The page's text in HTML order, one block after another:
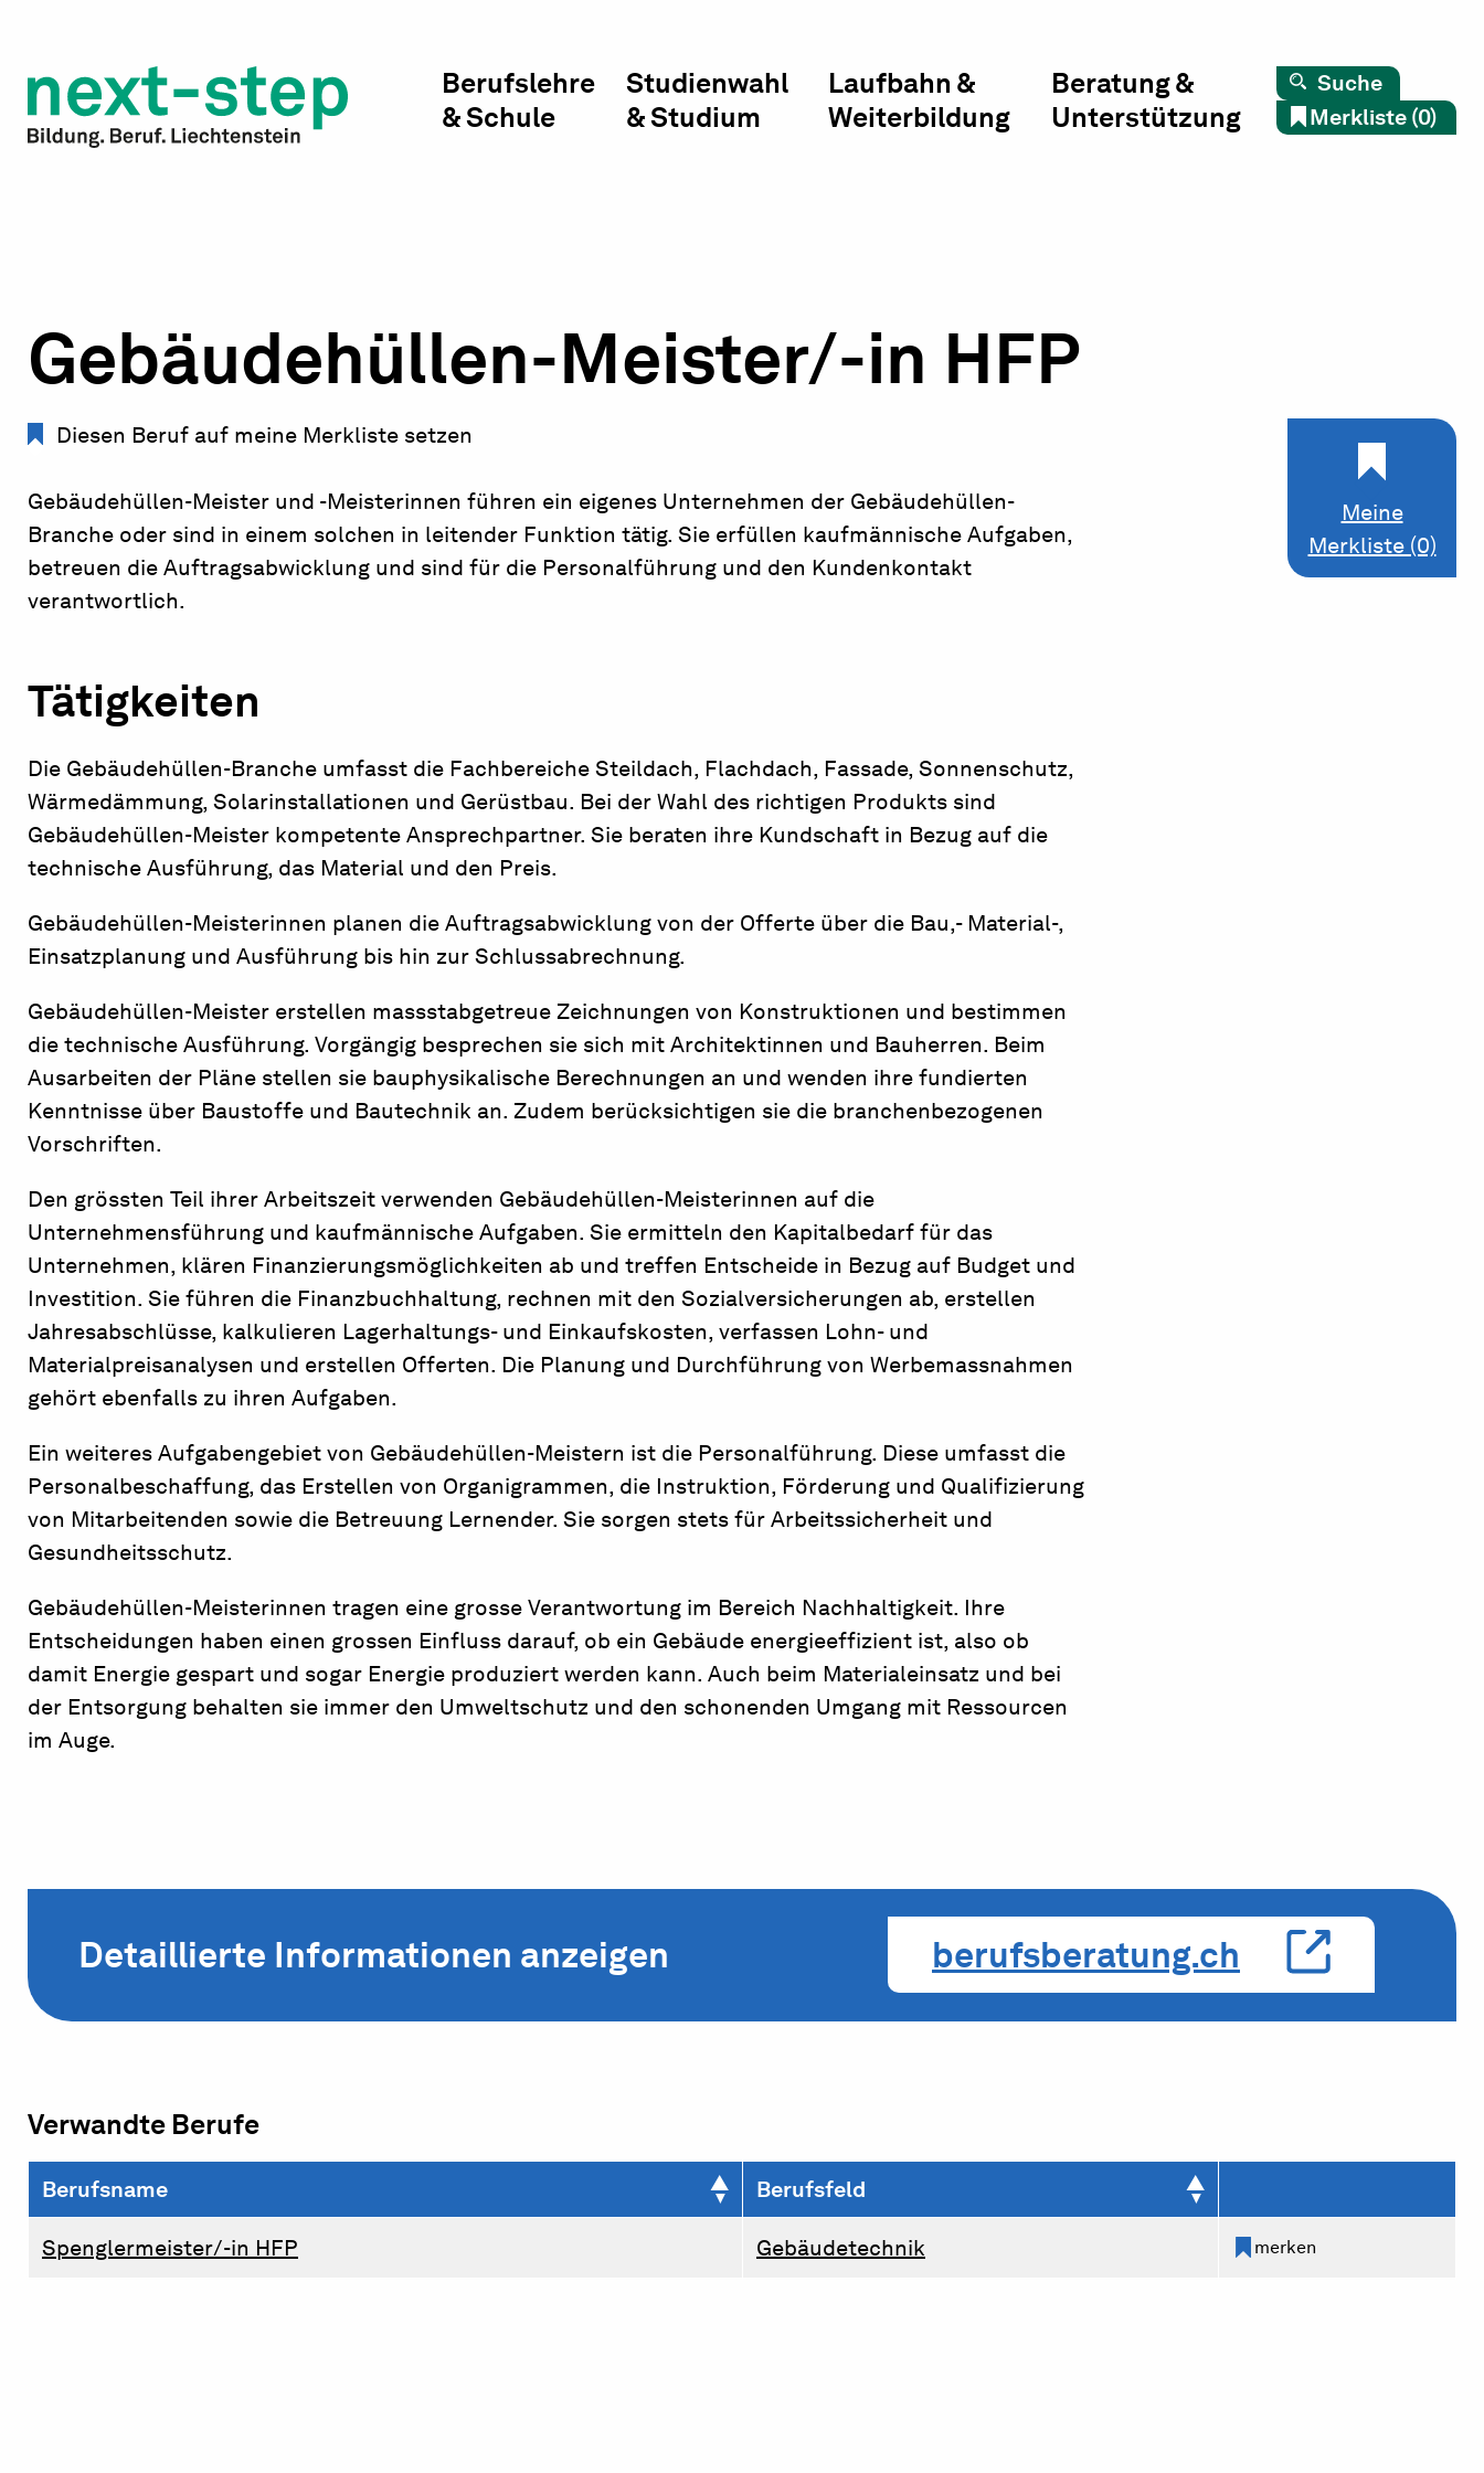
Laufbahn & Weiterbildung
Beratung & Unterstützung
Berufslehre
& Schule
Studienwahl
& Studium
Laufbahn &
Weiterbildung
Beratung &
Unterstützung
Suche
Merkliste (0)
Meine
Merkliste (0)
Gebäudehüllen-Meister/-in HFP
Diesen Beruf auf meine Merkliste setzen
Gebäudehüllen-Meister und -Meisterinnen führen ein eigenes Unternehmen der Gebäudehüllen-
Branche oder sind in einem solchen in leitender Funktion tätig. Sie erfüllen kaufmännische Aufgaben,
betreuen die Auftragsabwicklung und sind für die Personalführung und den Kundenkontakt
verantwortlich.
Tätigkeiten
Die Gebäudehüllen-Branche umfasst die Fachbereiche Steildach, Flachdach, Fassade, Sonnenschutz,
Wärmedämmung, Solarinstallationen und Gerüstbau. Bei der Wahl des richtigen Produkts sind
Gebäudehüllen-Meister kompetente Ansprechpartner. Sie beraten ihre Kundschaft in Bezug auf die
technische Ausführung, das Material und den Preis.
Gebäudehüllen-Meisterinnen planen die Auftragsabwicklung von der Offerte über die Bau,- Material-,
Einsatzplanung und Ausführung bis hin zur Schlussabrechnung.
Gebäudehüllen-Meister erstellen massstabgetreue Zeichnungen von Konstruktionen und bestimmen
die technische Ausführung. Vorgängig besprechen sie sich mit Architektinnen und Bauherren. Beim
Ausarbeiten der Pläne stellen sie bauphysikalische Berechnungen an und wenden ihre fundierten
Kenntnisse über Baustoffe und Bautechnik an. Zudem berücksichtigen sie die branchenbezogenen
Vorschriften.
Den grössten Teil ihrer Arbeitszeit verwenden Gebäudehüllen-Meisterinnen auf die
Unternehmensführung und kaufmännische Aufgaben. Sie ermitteln den Kapitalbedarf für das
Unternehmen, klären Finanzierungsmöglichkeiten ab und treffen Entscheide in Bezug auf Budget und
Investition. Sie führen die Finanzbuchhaltung, rechnen mit den Sozialversicherungen ab, erstellen
Jahresabschlüsse, kalkulieren Lagerhaltungs- und Einkaufskosten, verfassen Lohn- und
Materialpreisanalysen und erstellen Offerten. Die Planung und Durchführung von Werbemassnahmen
gehört ebenfalls zu ihren Aufgaben.
Ein weiteres Aufgabengebiet von Gebäudehüllen-Meistern ist die Personalführung. Diese umfasst die
Personalbeschaffung, das Erstellen von Organigrammen, die Instruktion, Förderung und Qualifizierung
von Mitarbeitenden sowie die Betreuung Lernender. Sie sorgen stets für Arbeitssicherheit und
Gesundheitsschutz.
Gebäudehüllen-Meisterinnen tragen eine grosse Verantwortung im Bereich Nachhaltigkeit. Ihre
Entscheidungen haben einen grossen Einfluss darauf, ob ein Gebäude energieeffizient ist, also ob
damit Energie gespart und sogar Energie produziert werden kann. Auch beim Materialeinsatz und bei
der Entsorgung behalten sie immer den Umweltschutz und den schonenden Umgang mit Ressourcen
im Auge.
Detaillierte Informationen anzeigen berufsberatung.ch
Verwandte Berufe
Berufsname Berufsfeld
Spenglermeister/-in HFP Gebäudetechnik merken